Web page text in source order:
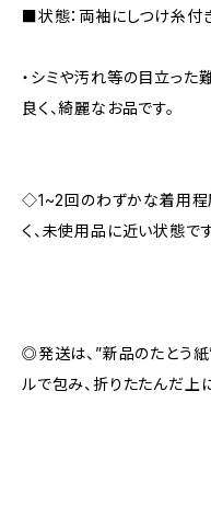
■状態：両袖にしつけ糸付
・シミや汚れ等の目立った
良く、綺麗なお品です。
◇1~2回のわずかな着用程
く、未使用品に近い状態です
◎発送は、”新品のたとう
ルで包み、折りたたんだ上